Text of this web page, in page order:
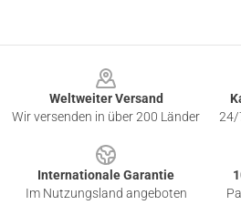
Weltweiter Versand
Wir versenden in über 200 Länder
24/
Internationale Garantie
Im Nutzungsland angeboten